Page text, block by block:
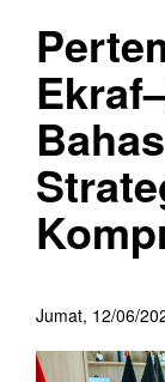
Jumat, 12/06/